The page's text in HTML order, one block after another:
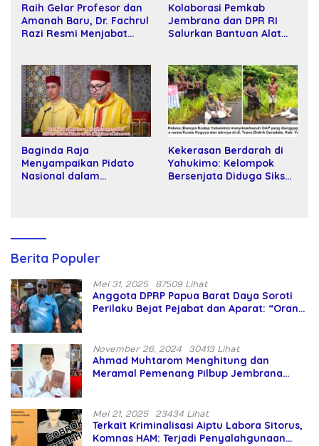
Raih Gelar Profesor dan
Amanah Baru, Dr. Fachrul
Razi Resmi Menjabat
Kolaborasi Pemkab
Jembrana dan DPR RI
Salurkan Bantuan Alat
Baginda Raja
Menyampaikan Pidato
Nasional dalam
Kekerasan Berdarah di
Yahukimo: Kelompok
Bersenjata Diduga Siksa
Berita Populer
Mei 31, 2025 87509 Lihat
Anggota DPRP Papua Barat Daya Soroti
Perilaku Bejat Pejabat dan Aparat: “Orang
November 26, 2024 30413 Lihat
Ahmad Muhtarom Menghitung dan
Meramal Pemenang Pilbup Jembrana
Mei 21, 2025 23434 Lihat
Terkait Kriminalisasi Aiptu Labora Sitorus,
Komnas HAM: Terjadi Penyalahgunaan